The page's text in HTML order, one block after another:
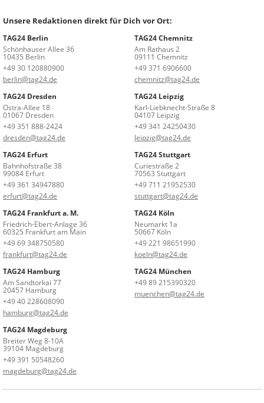
Unsere Redaktionen direkt für Dich vor Ort:
TAG24 Berlin
Schönhauser Allee 36
10435 Berlin
+49 30 120880900
berlin@tag24.de
TAG24 Chemnitz
Am Rathaus 2
09111 Chemnitz
+49 371 6906600
chemnitz@tag24.de
TAG24 Dresden
Ostra-Allee 18
01067 Dresden
+49 351 888-2424
dresden@tag24.de
TAG24 Leipzig
Karl-Liebknecht-Straße 8
04107 Leipzig
+49 341 24250430
leipzig@tag24.de
TAG24 Erfurt
Bahnhofstraße 38
99084 Erfurt
+49 361 34947880
erfurt@tag24.de
TAG24 Stuttgart
Curiestraße 2
70563 Stuttgart
+49 711 21952530
stuttgart@tag24.de
TAG24 Frankfurt a. M.
Friedrich-Ebert-Anlage 36
60325 Frankfurt am Main
+49 69 348750580
frankfurt@tag24.de
TAG24 Köln
Neumarkt 1a
50667 Köln
+49 221 98651990
koeln@tag24.de
TAG24 Hamburg
Am Sandtorkai 77
20457 Hamburg
+49 40 228608090
hamburg@tag24.de
TAG24 München
+49 89 215390320
muenchen@tag24.de
TAG24 Magdeburg
Breiter Weg 8-10A
39104 Magdeburg
+49 391 50548260
magdeburg@tag24.de